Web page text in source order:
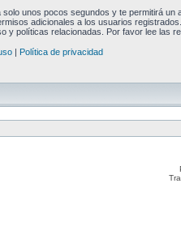
unos pocos segundos y te permitirá un
adicionales a los usuarios
y políticas relacionadas. Por favor lee las
| Política de privacidad